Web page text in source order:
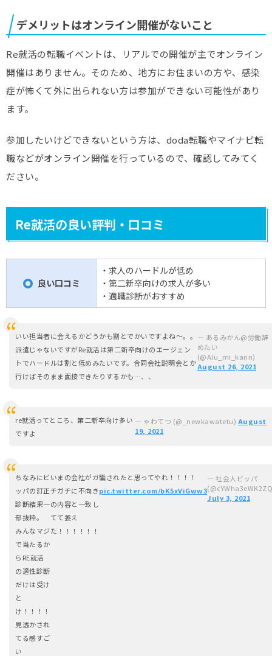
デメリットはオンライン開催がないこと
Re就活の転職イベントは、リアルでの開催が主でオンライン
開催はありません。そのため、地方にお住まいの方や、感染
症が怖くて外に出られない方は参加ができない可能性があり
ます。
参加したいけどできないという方は、doda転職やマイナビ転
職などがオンライン開催を行っているので、確認してみてく
ださい。
Re就活の良い評判・口コミ
〇
良い口コミ
・求人のハードルが低め
・第二新卒向けの求人が多い
・適職診断がおすすめ
いい担当者に会えるかどうかも割とでかいですよね〜。。
派遣じゃないですがRe就活は第二新卒向けのエージェン
トでハードルは割と低めみたいです。合同会社説明会とか
行けばそのまま面接できたりするかも…、、
— あるみかん@労働辞
めたい
(@Alu_mi_kann)
August 26, 2021
re就活ってところ、第二新卒向け多い
ですよ
— ゃわてつ (@_newkawatetu) August
19, 2021
ちなみにビ
ッパの訂正
診断結果一
部抜粋。
みんなマジ
で当たるか
らRE就活
の適性診断
だけは受け
と
け！！！！
見透かされ
てる感すご
い
いまの会社がガ
チガチに不向き
の内容と一致し
てて萎え
た！！！！！！
騙されたと思ってやれ！！！！
pic.twitter.com/bK5xViGww3
— 社会人ビッパ
July 3, 2021